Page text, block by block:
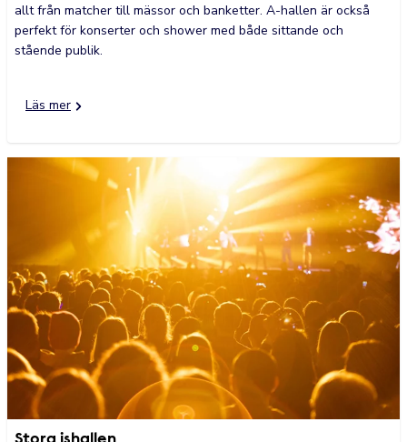
allt från matcher till mässor och banketter. A-hallen är också
perfekt för konserter och shower med både sittande och
stående publik.
Läs mer